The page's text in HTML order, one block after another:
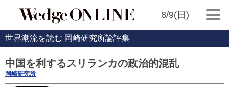
8/9(日)
世界潮流を読む 岡崎研究所論評集
中国を利するスリランカの政治的混乱
岡崎研究所